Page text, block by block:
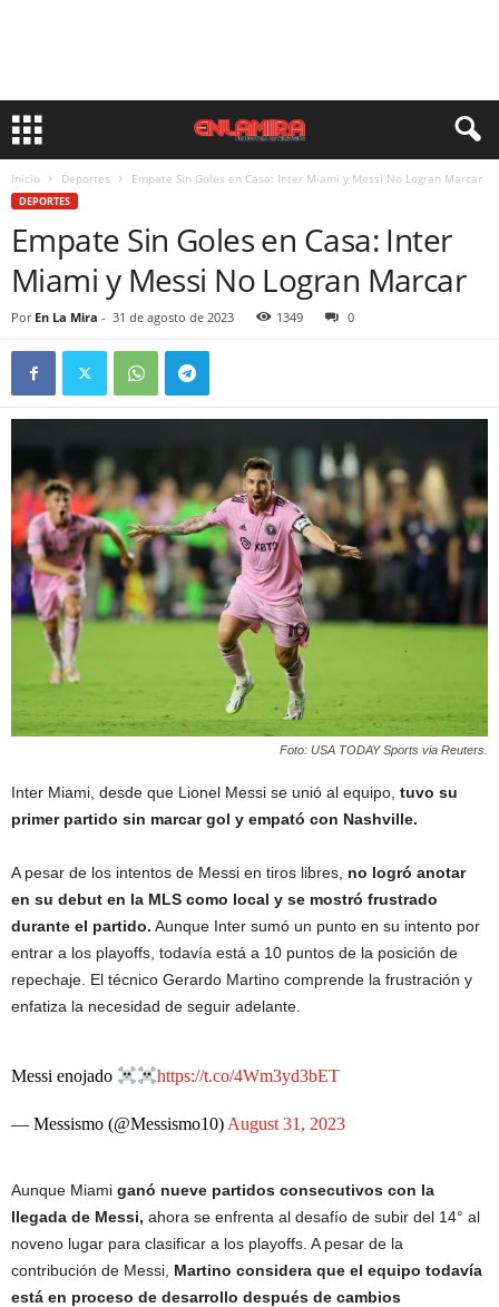
Inicio Deportes Empate Sin Goles en Casa: Inter Miami y Messi No Logran Marcar
DEPORTES
Empate Sin Goles en Casa: Inter
Miami y Messi No Logran Marcar
Por En La Mira - 31 de agosto de 2023 1349 0
Foto: USA TODAY Sports via Reuters.
Inter Miami, desde que Lionel Messi se unió al equipo, tuvo su
primer partido sin marcar gol y empató con Nashville.
A pesar de los intentos de Messi en tiros libres, no logró anotar
en su debut en la MLS como local y se mostró frustrado
durante el partido. Aunque Inter sumó un punto en su intento por
entrar a los playoffs, todavía está a 10 puntos de la posición de
repechaje. El técnico Gerardo Martino comprende la frustración y
enfatiza la necesidad de seguir adelante.
Messi enojado https://t.co/4Wm3yd3bET
— Messismo (@Messismo10) August 31, 2023
Aunque Miami ganó nueve partidos consecutivos con la
llegada de Messi, ahora se enfrenta al desafío de subir del 14° al
noveno lugar para clasificar a los playoffs. A pesar de la
contribución de Messi, Martino considera que el equipo todavía
está en proceso de desarrollo después de cambios